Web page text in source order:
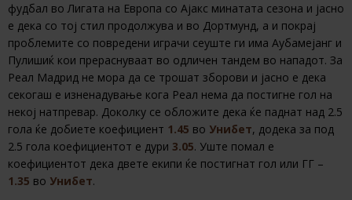
фудбал во Лигата на Европа со Ајакс минатата сезона и јасно
е дека со тој стил продолжува и во Дортмунд, а и покрај
проблемите со повредени играчи сеуште ги има Аубамејанг и
Пулишиќ кои прераснуваат во одличен тандем во нападот. За
Реал Мадрид не мора да се трошат зборови и јасно е дека
секогаш е изненадување кога Реал нема да постигне гол на
некој натпревар. Доколку се обложите дека ќе паднат над 2.5
гола ќе добиете коефициент 1.45 во Унибет, додека за под
2.5 гола коефициентот е дури 3.05. Уште помал е
коефициентот дека двете екипи ќе постигнат гол или ГГ –
1.35 во Унибет.